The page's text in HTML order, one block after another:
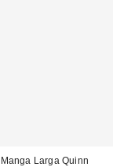
Larga Quinn